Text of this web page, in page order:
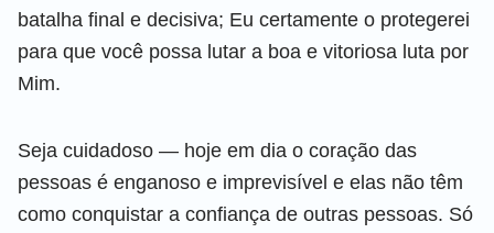
batalha final e decisiva; Eu certamente o protegerei
para que você possa lutar a boa e vitoriosa luta por
Mim.
Seja cuidadoso — hoje em dia o coração das
pessoas é enganoso e imprevisível e elas não têm
como conquistar a confiança de outras pessoas. Só